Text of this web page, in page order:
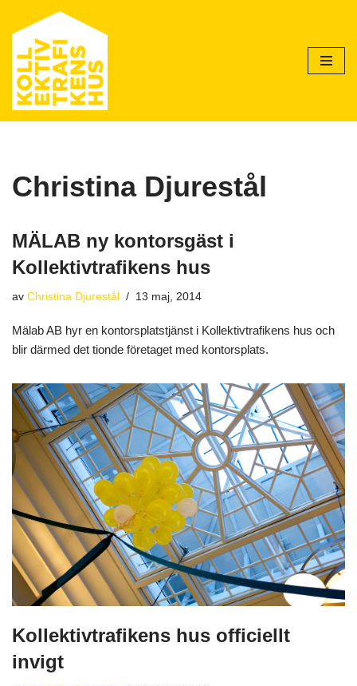
Hoppa
till
innehåll
Christina Djurestål
MÄLAB ny kontorsgäst i
Kollektivtrafikens hus
av Christina Djurestål 13 maj, 2014
Mälab AB hyr en kontorsplatstjänst i Kollektivtrafikens hus och
blir därmed det tionde företaget med kontorsplats.
Kollektivtrafikens hus officiellt
invigt